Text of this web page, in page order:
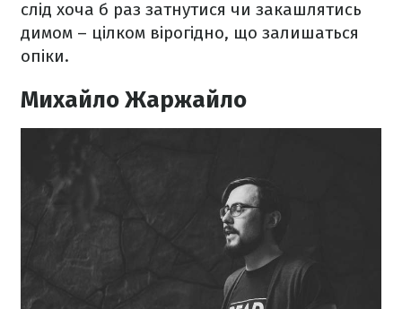
слід хоча б раз затнутися чи закашлятись
димом – цілком вірогідно, що залишаться
опіки.
Михайло Жаржайло